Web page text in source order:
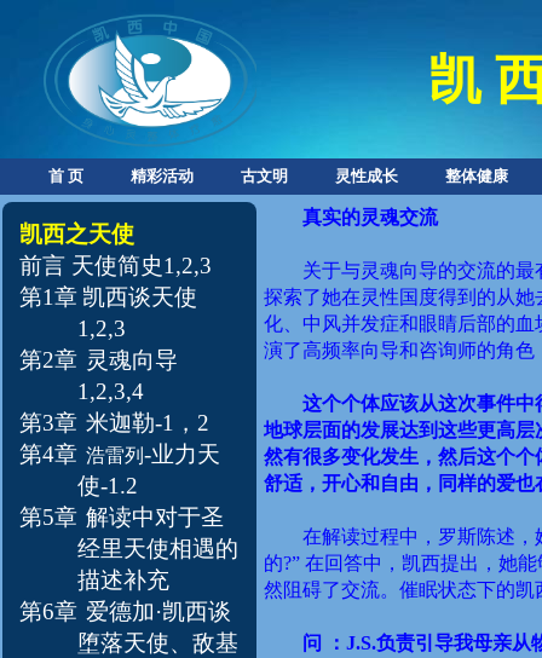
凯
首 页 精彩活动 古文明 灵性成长 整体健康
凯西之天使
前言 天使简史1 ,2,3
第1章 凯西谈天使
1 ,2,3
第2章 灵魂向导
1 ,2,3,4
第3章 米迦勒-1 ， 2
第4章 浩雷列 -业力天
使-1 .2
第5章 解读中对于圣
经里天使相遇的
描述补充
第6章 爱德加·凯西谈
堕落天使、敌基
真实的灵魂交流
关于与灵魂向导的交流的
探索了她在灵性国度得到的从
化、中风并发症和眼睛后部的
演了高频率向导和咨询师的角
这个个体应该从这次事件
地球层面的发展达到这些更高
然有很多变化发生，然后这个
舒适，开心和自由，同样的爱
在解读过程中，罗斯陈述，
的?” 在回答中，凯西提出，她
然阻碍了交流。催眠状态下的
问 ：J.S.负责引导我母亲从